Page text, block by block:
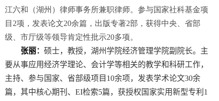
江六和（湖州）律师事务所兼职律师。参与国家社科基金项
目 2项，发表论文20余篇，出版专著2部，获得中央、省部
级、市厅级等领导肯定性批示20多项。
张丽： 硕士，教授，湖州学院经济管理学院副院长。主
要从事应用经济学理论、会计学等相关的教学和科研工作，
主持、参与国家、省部级项目 10余项，发表学术论文30余
篇，其中核心期刊、 EI检索5篇，获授权国家实用新型专利 1